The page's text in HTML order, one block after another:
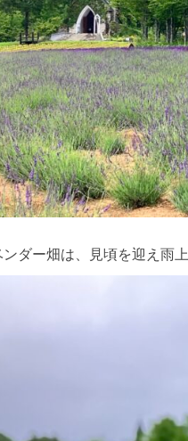
ンダー畑は、見頃を迎え雨